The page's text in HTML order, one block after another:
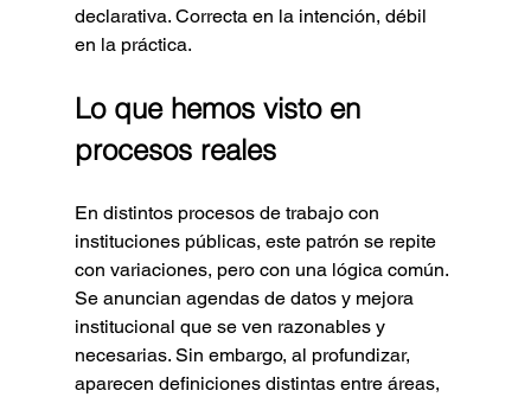
declarativa. Correcta en la intención, débil
en la práctica.
Lo que hemos visto en
procesos reales
En distintos procesos de trabajo con
instituciones públicas, este patrón se repite
con variaciones, pero con una lógica común.
Se anuncian agendas de datos y mejora
institucional que se ven razonables y
necesarias. Sin embargo, al profundizar,
aparecen definiciones distintas entre áreas,